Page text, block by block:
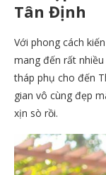
Tân Định
Với phong cách
mang đến rất
tháp phụ cho đến
gian vô cùng đẹp
xịn sò rồi.